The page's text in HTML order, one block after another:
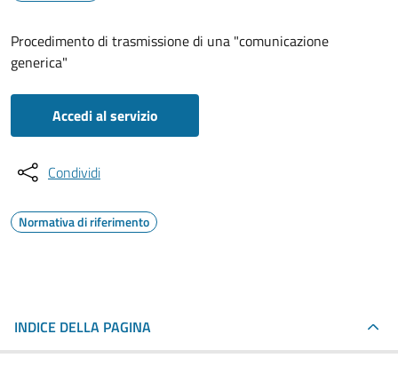
Procedimento di trasmissione di una "comunicazione
generica"
Accedi al servizio
Condividi
Normativa di riferimento
INDICE DELLA PAGINA